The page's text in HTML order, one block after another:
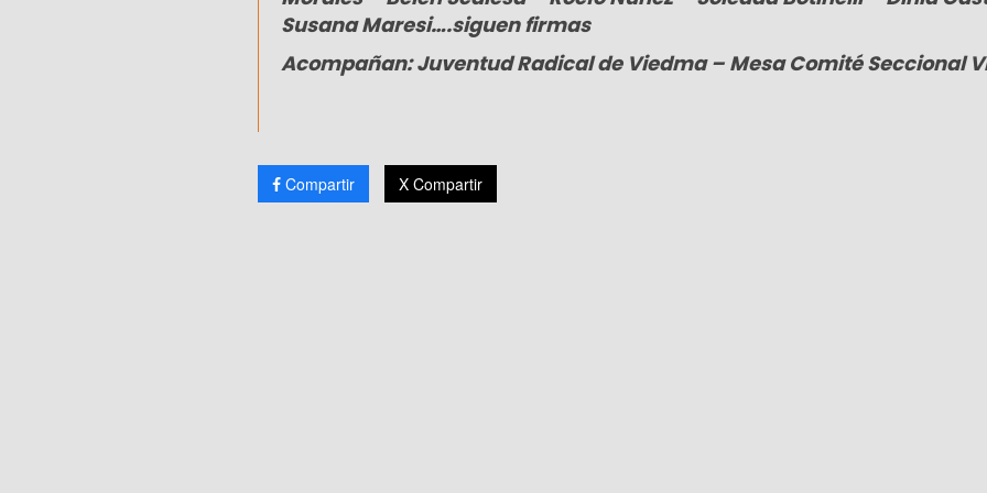
Susana Maresi….siguen firmas
Acompañan: Juventud Radical de Viedma – Mesa Comité Seccional
Compartir X Compartir